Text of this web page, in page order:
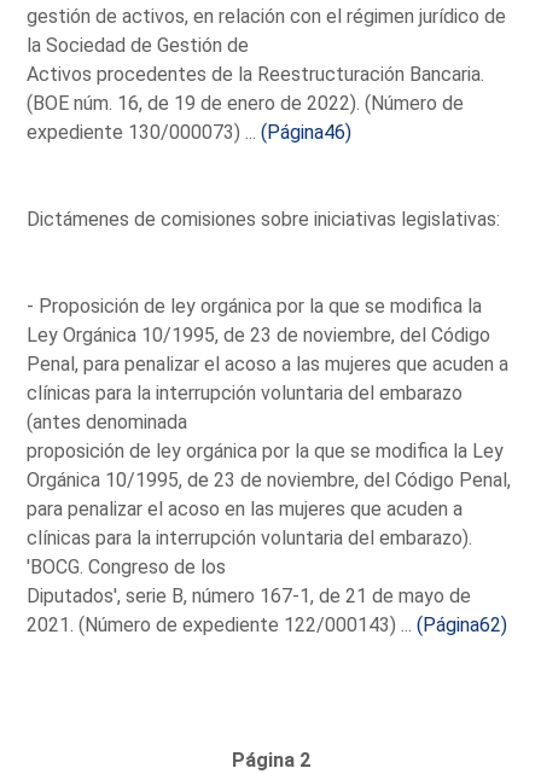
gestión de activos, en relación con el régimen jurídico de
la Sociedad de Gestión de
Activos procedentes de la Reestructuración Bancaria.
(BOE núm. 16, de 19 de enero de 2022). (Número de
expediente 130/000073) ...(Página46)
Dictámenes de comisiones sobre iniciativas legislativas:
- Proposición de ley orgánica por la que se modifica la
Ley Orgánica 10/1995, de 23 de noviembre, del Código
Penal, para penalizar el acoso a las mujeres que acuden a
clínicas para la interrupción voluntaria del embarazo
(antes denominada
proposición de ley orgánica por la que se modifica la Ley
Orgánica 10/1995, de 23 de noviembre, del Código Penal,
para penalizar el acoso en las mujeres que acuden a
clínicas para la interrupción voluntaria del embarazo).
'BOCG. Congreso de los
Diputados', serie B, número 167-1, de 21 de mayo de
2021. (Número de expediente 122/000143) ...(Página62)
Página 2